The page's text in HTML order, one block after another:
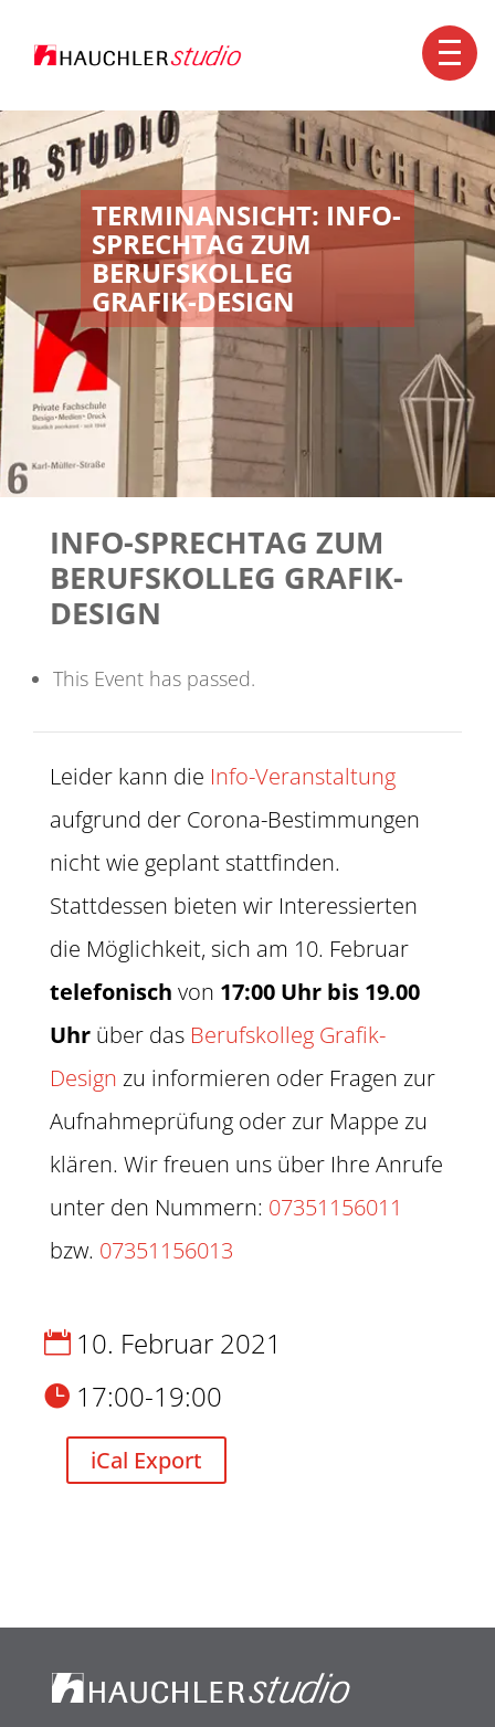
TERMINANSICHT: INFO-
SPRECHTAG ZUM
BERUFSKOLLEG
GRAFIK-DESIGN
INFO-SPRECHTAG ZUM
BERUFSKOLLEG GRAFIK-
DESIGN
This Event has passed.
Leider kann die Info-Veranstaltung
aufgrund der Corona-Bestimmungen
nicht wie geplant stattfinden.
Stattdessen bieten wir Interessierten
die Möglichkeit, sich am 10. Februar
telefonisch von 17:00 Uhr bis 19.00
Uhr über das Berufskolleg Grafik-
Design zu informieren oder Fragen zur
Aufnahmeprüfung oder zur Mappe zu
klären. Wir freuen uns über Ihre Anrufe
unter den Nummern: 07351156011
bzw. 07351156013
10. Februar 2021
17:00-19:00
iCal Export